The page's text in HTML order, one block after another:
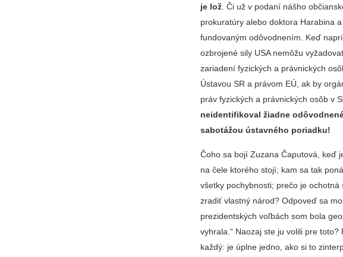
je lož. Či už v podaní nášho
prokuratúry alebo doktora Harabina
fundovaným odôvodnením. Keď
ozbrojené sily USA nemôžu
zariadení fyzických a právnických
Ústavou SR a právom EÚ, ak by
práv fyzických a právnických osôb v
neidentifikoval žiadne
sabotážou ústavného poriadku!
Čoho sa bojí Zuzana Čaputová, keď
na čele ktorého stojí; kam sa tak
všetky pochybnosti; prečo je
zradiť vlastný národ? Odpoveď sa
prezidentských voľbách som bola
vyhrala.“ Naozaj ste ju volili pre
každý: je úplne jedno, ako si to